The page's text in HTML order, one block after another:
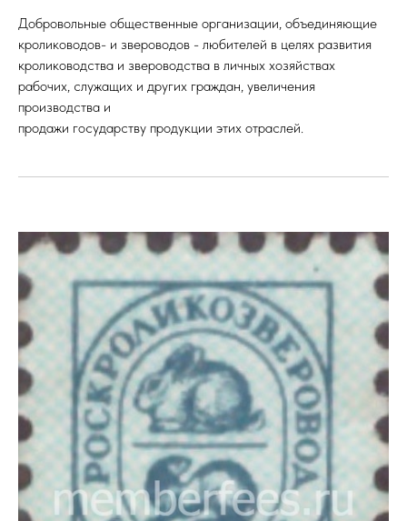
Добровольные общественные организации, объединяющие
кролиководов- и звероводов - любителей в целях развития
кролиководства и звероводства в личных хозяйствах
рабочих, служащих и других граждан, увеличения
производства и
продажи государству продукции этих отраслей.